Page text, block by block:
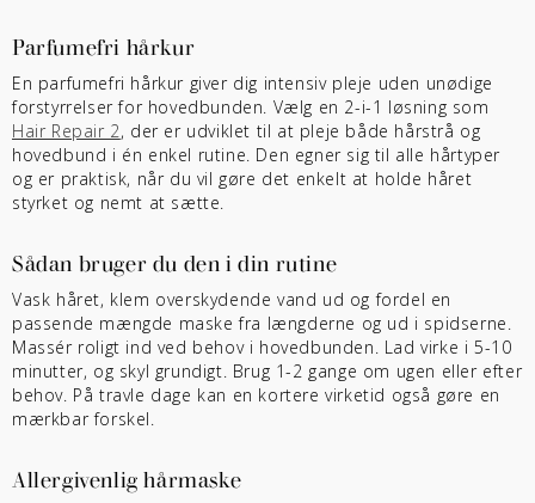
Parfumefri hårkur
En parfumefri hårkur giver dig intensiv pleje uden unødige
forstyrrelser for hovedbunden. Vælg en 2-i-1 løsning som
Hair Repair 2, der er udviklet til at pleje både hårstrå og
hovedbund i én enkel rutine. Den egner sig til alle hårtyper
og er praktisk, når du vil gøre det enkelt at holde håret
styrket og nemt at sætte.
Sådan bruger du den i din rutine
Vask håret, klem overskydende vand ud og fordel en
passende mængde maske fra længderne og ud i spidserne.
Massér roligt ind ved behov i hovedbunden. Lad virke i 5-10
minutter, og skyl grundigt. Brug 1-2 gange om ugen eller efter
behov. På travle dage kan en kortere virketid også gøre en
mærkbar forskel.
Allergivenlig hårmaske